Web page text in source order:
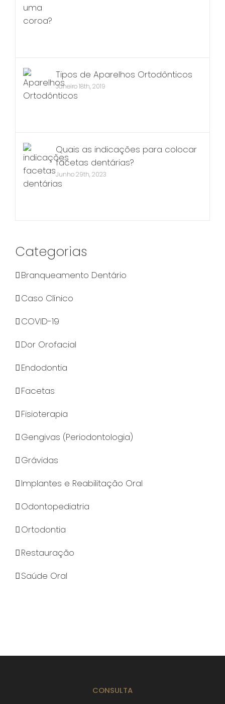
Tipos de Aparelhos Ortodônticos
Janeiro 18th, 2019
Quais as indicações para colocar
facetas dentárias?
Junho 29th, 2023
Categorias
Branqueamento Dentário
Caso Clínico
COVID-19
Dor Orofacial
Endodontia
Facetas
Fisioterapia
Gengivas (Periodontologia)
Grávidas
Implantes e Reabilitação Oral
Odontopediatria
Ortodontia
Restauração
Saúde Oral
CONSULTA